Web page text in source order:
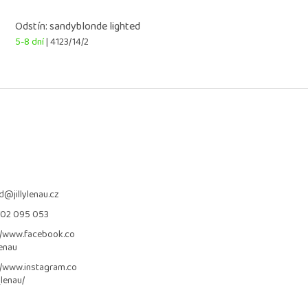
Odstín: sandyblonde lighted
5-8 dní| 4123/14/2
@jillylenau.cz
095 053